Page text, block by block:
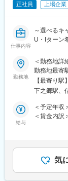
・人材育成
・工場責任
【IDOMな
（1）対応
業界トッ
型車以外の
（2）最新
全工場に冷
（3）透明
正社員 上場企業
仕事内容
～選べるキ
U・Iターン
■業務概要
センサ素子
善業務を担
計・詳細
ます。
■入社後の
・入社後
・将来はご
を選択で
可能な環境
勤務地
＜勤務地詳
勤務地最寄
喫煙可能
【最寄り駅】
下之郷駅、
給与
＜予定年収
＜賃金内訳
あり、選
手当を含め
気